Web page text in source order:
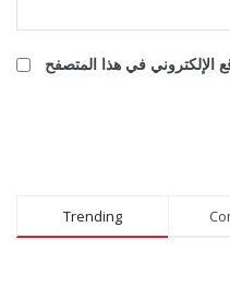
الإلكتروني في هذا المتصفح
Trending